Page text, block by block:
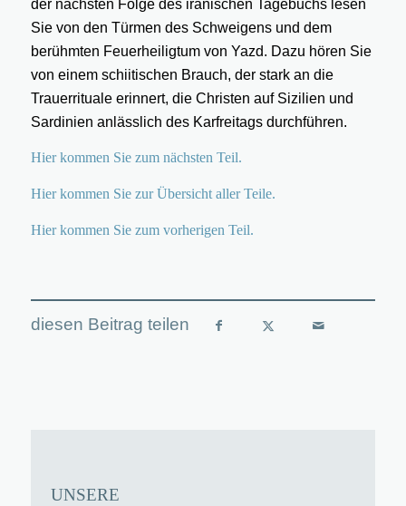
der nächsten Folge des iranischen Tagebuchs lesen
Sie von den Türmen des Schweigens und dem
berühmten Feuerheiligtum von Yazd. Dazu hören Sie
von einem schiitischen Brauch, der stark an die
Trauerrituale erinnert, die Christen auf Sizilien und
Sardinien anlässlich des Karfreitags durchführen.
Hier kommen Sie zum nächsten Teil.
Hier kommen Sie zur Übersicht aller Teile.
Hier kommen Sie zum vorherigen Teil.
UNSERE